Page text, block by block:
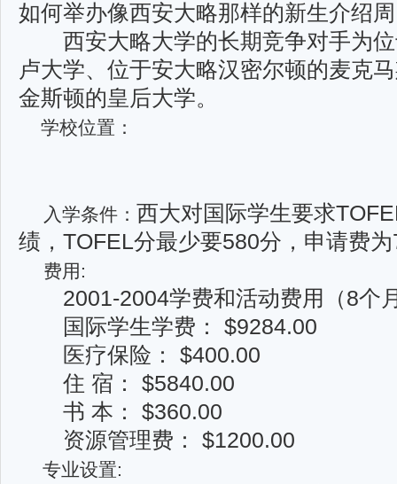
如何举办像西安大略那样的新生介绍
西安大略大学的长期竞争对手为位
卢大学、位于安大略汉密尔顿的麦克
金斯顿的皇后大学。
学校位置：
入学条件： 西大对国际学生要求
绩，TOFEL分最少要580分，申请费
费用:
2001-2004学费和活动费用（8个
国际学生学费： $9284.00
医疗保险： $400.00
住 宿： $5840.00
书 本： $360.00
资源管理费： $1200.00
专业设置: